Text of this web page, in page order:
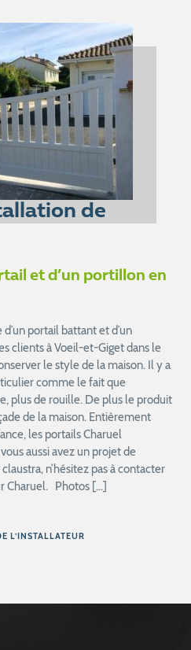
de
et d’un portillon en
portail battant et d’un
clients à Voeil-et-Giget dans le
le style de la maison. Il y a
comme le fait que
plus de rouille. De plus le produit
de la maison. Entièrement
les portails Charuel
aussi avez un projet de
n’hésitez pas à contacter
Charuel. Photos […]
L’INSTALLATEUR